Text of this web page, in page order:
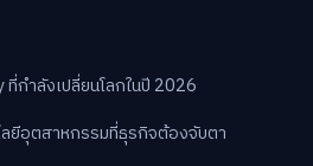
กำลังเปลี่ยนโลกในปี 2026
ยีอุตสาหกรรมที่ธุรกิจต้องจับตา